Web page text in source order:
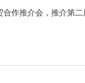
作推介会，推介第